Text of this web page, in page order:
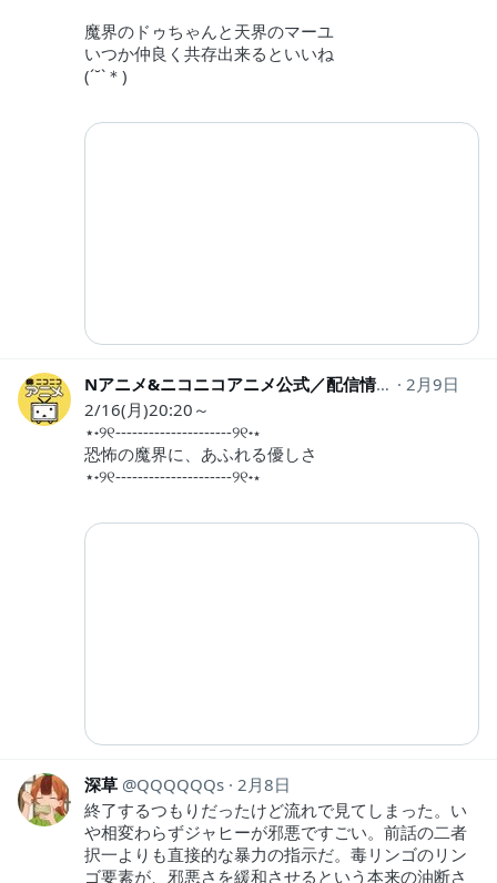
魔界のドゥちゃんと天界のマーユ
いつか仲良く共存出来るといいね
(´˘`＊)
Nアニメ&ニコニコアニメ公式／配信情報やも!!
2月9日
2/16(月)20:20～
⋆˖୨୧---------------------୨୧˖⋆
恐怖の魔界に、あふれる優しさ
⋆˖୨୧---------------------୨୧˖⋆
深草 QQQQQQs 2月8日
終了するつもりだったけど流れで見てしまった。い
や相変わらずジャヒーが邪悪ですごい。前話の二者
択一よりも直接的な暴力の指示だ。毒リンゴのリン
ゴ要素が、邪悪さを緩和させるという本来の油断さ